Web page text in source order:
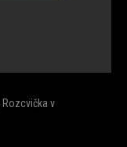
Rozcvička v